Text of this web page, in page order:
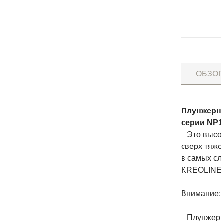
серии
Это
сверх
в самых